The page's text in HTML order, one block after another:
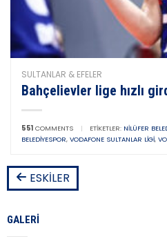
SULTANLAR & EFELER
Bahçelievler lige hızlı
551 COMMENTS | ETIKETLER: NILÜFER
BELEDIYESPOR, VODAFONE SULTANLAR LIGI,
ESKILER
GALERI